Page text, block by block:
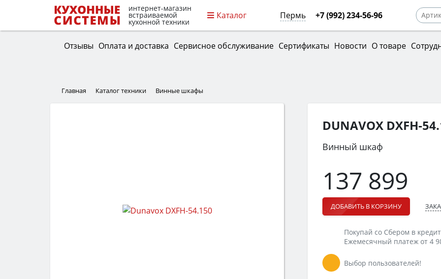
интернет-магазин
встраиваемой
кухонной техники
Каталог Пермь +7 (992) 234-56-96
Отзывы Оплата и доставка Сервисное обслуживание Сертификаты Новости О товаре
Главная Каталог техники Винные шкафы
DUNAVOX DXFH-
Винный шкаф
137 899
ДОБАВИТЬ В КОРЗИНУ
Покупай со Сбером в
Ежемесячный платеж от 4
Выбор пользователей!